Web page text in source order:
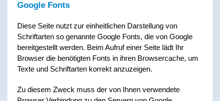
Google Fonts
Diese Seite nutzt zur einheitlichen Darstellung von
Schriftarten so genannte Google Fonts, die von Google
bereitgestellt werden. Beim Aufruf einer Seite lädt Ihr
Browser die benötigten Fonts in ihren Browsercache, um
Texte und Schriftarten korrekt anzuzeigen.
Zu diesem Zweck muss der von Ihnen verwendete